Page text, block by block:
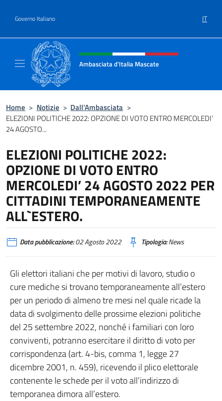
Governo Italiano IT
Intestazione sito, social e menù
Ambasciata d'Italia Mascate
Home > Notizie > Dall’Ambasciata >
ELEZIONI POLITICHE 2022: OPZIONE DI VOTO ENTRO MERCOLEDI’
24 AGOSTO...
ELEZIONI POLITICHE 2022:
OPZIONE DI VOTO ENTRO
MERCOLEDI’ 24 AGOSTO 2022 PER
CITTADINI TEMPORANEAMENTE
ALL`ESTERO.
Data pubblicazione:02 Agosto 2022 Tipologia:News
Gli elettori italiani che per motivi di lavoro, studio o
cure mediche si trovano temporaneamente all’estero
per un periodo di almeno tre mesi nel quale ricade la
data di svolgimento delle prossime elezioni politiche
del 25 settembre 2022, nonché i familiari con loro
conviventi, potranno esercitare il diritto di voto per
corrispondenza (art. 4-bis, comma 1, legge 27
dicembre 2001, n. 459), ricevendo il plico elettorale
contenente le schede per il voto all’indirizzo di
temporanea dimora all’estero.